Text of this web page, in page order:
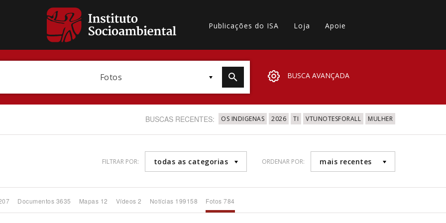
Publicações do ISA Loja Apoie
Fotos BUSCA AVANÇADA
BUSCAS RECENTES: OS INDIGENAS 2026 TI VTUNOTESFORALL MULHER
FILTRAR POR: todas as categorias ORDENAR POR: mais recentes
Documentos 3635 Mapas 12 Vídeos 2 Notícias 199158 Fotos 784